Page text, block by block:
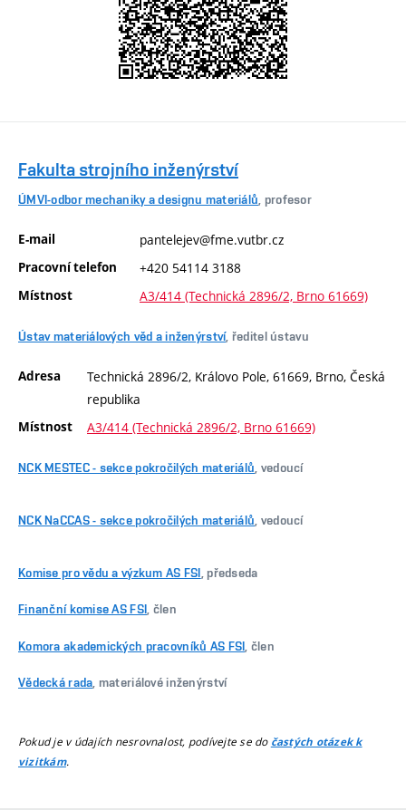
Fakulta strojního inženýrství
ÚMVI-odbor mechaniky a designu materiálů , profesor
E-mail pantelejev@fme.vutbr.cz
Pracovní telefon +420 54114 3188
Místnost A3/414 (Technická 2896/2, Brno 61669)
Ústav materiálových věd a inženýrství, ředitel ústavu
Adresa
Technická 2896/2, Královo Pole, 61669, Brno, Česká
republika
Místnost A3/414 (Technická 2896/2, Brno 61669)
NCK MESTEC - sekce pokročilých materiálů , vedoucí
NCK NaCCAS - sekce pokročilých materiálů , vedoucí
Komise pro vědu a výzkum AS FSI , předseda
Finanční komise AS FSI , člen
Komora akademických pracovníků AS FSI , člen
Vědecká rada , materiálové inženýrství
Pokud je v údajích nesrovnalost, podívejte se do častých otázek k
vizitkám.